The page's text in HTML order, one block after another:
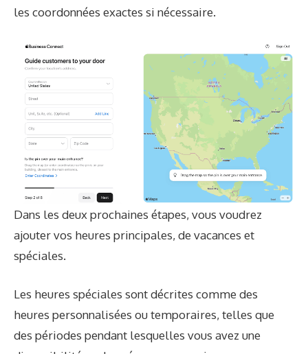
les coordonnées exactes si nécessaire.
Dans les deux prochaines étapes, vous voudrez
ajouter vos heures principales, de vacances et
spéciales.
Les heures spéciales sont décrites comme des
heures personnalisées ou temporaires, telles que
des périodes pendant lesquelles vous avez une